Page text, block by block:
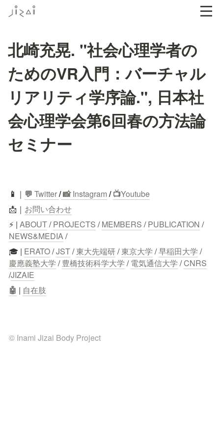
北崎充晃. "社会心理学者の
ためのVR入門：バーチャル
リアリティ学序論.", 日本社
会心理学会第6回春の方法論
セミナー
📱 ｜ 💬 Twitter/ 📸 Instagram / 📺Youtube
📩｜ お問い合わせ
⚡ | ABOUT / PROJECTS / MEMBERS / PUBLICATION /
NEWS&MEDIA /
🎓 | ERATO / JST / 東大先端研 / 東京大学 / 早稲田大学 /
慶應義塾大学 / 豊橋技術科学大学 / 電気通信大学 / CNRS
/JIZAIE
🤖 | 自在肢
© Inami Jizai Body Project